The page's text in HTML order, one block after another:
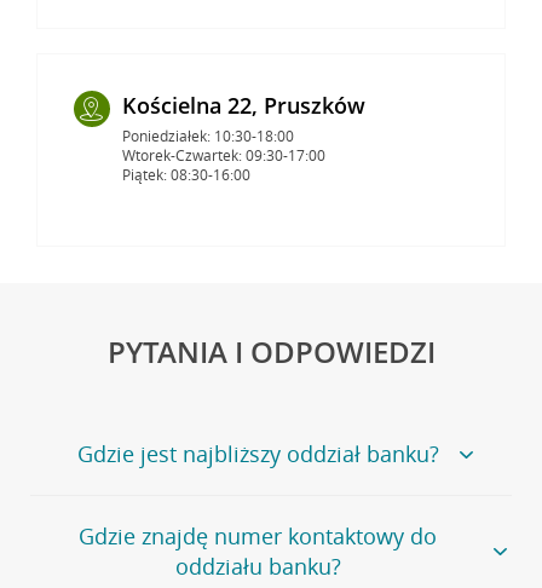
Kościelna 22, Pruszków
Poniedziałek: 10:30-18:00
Wtorek-Czwartek: 09:30-17:00
Piątek: 08:30-16:00
PYTANIA I ODPOWIEDZI
Gdzie jest najbliższy oddział banku?
Jeśli szukasz oddziału naszego banku, zapraszamy na
stronęPlacówki i bankomaty, na której znajduje się
wygodna wyszukiwarka.
Gdzie znajdę numer kontaktowy do
oddziału banku?